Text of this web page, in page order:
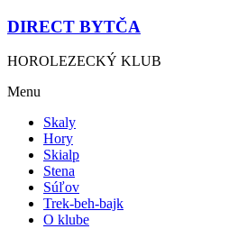
DIRECT BYTČA
HOROLEZECKÝ KLUB
Menu
Skaly
Hory
Skialp
Stena
Súľov
Trek-beh-bajk
O klube